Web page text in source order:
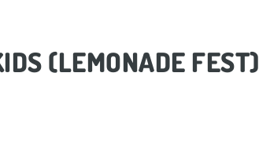
(LEMONADE